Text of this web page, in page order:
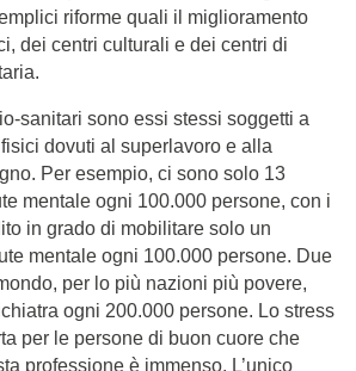
riforme quali il miglioramento
dei centri culturali e dei centri di
sanitari sono essi stessi soggetti a
dovuti al superlavoro e alla
Per esempio, ci sono solo 13
mentale ogni 100.000 persone, con i
in grado di mobilitare solo un
mentale ogni 100.000 persone. Due
per lo più nazioni più povere,
ogni 200.000 persone. Lo stress
per le persone di buon cuore che
professione è immenso. L’unico